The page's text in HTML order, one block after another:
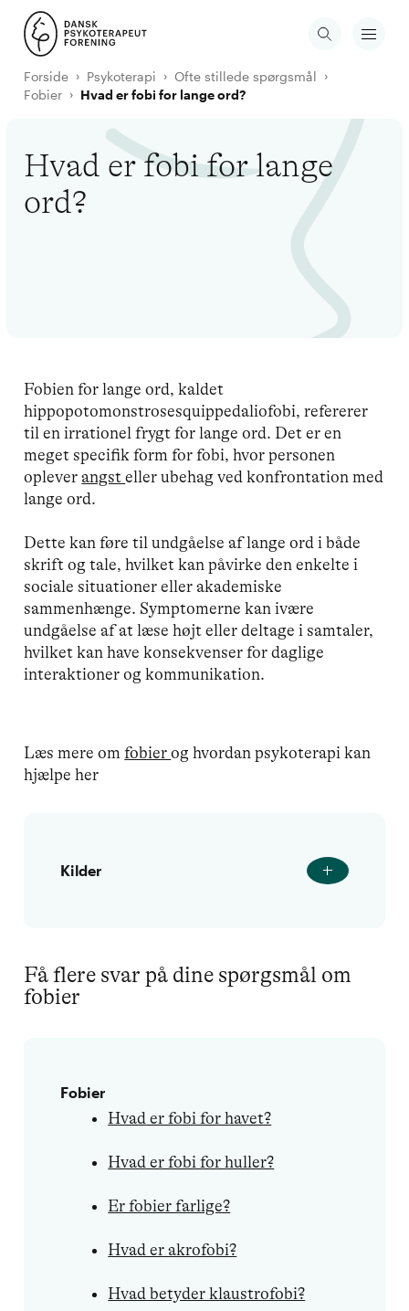
Forside Psykoterapi
Ofte stillede spørgsmål
Fobier
Hvad er fobi for lange ord?
Hvad er fobi for lange
ord?
Fobien for lange ord, kaldet
hippopotomonstrosesquippedaliofobi, refererer
til en irrationel frygt for lange ord. Det er en
meget specifik form for fobi, hvor personen
opleverangsteller ubehag ved konfrontation med
lange ord.
Dette kan føre til undgåelse af lange ord i både
skrift og tale, hvilket kan påvirke den enkelte i
sociale situationer eller akademiske
sammenhænge. Symptomerne kan ivære
undgåelse af at læse højt eller deltage i samtaler,
hvilket kan have konsekvenser for daglige
interaktioner og kommunikation.
Læs mere omfobierog hvordan psykoterapi kan
hjælpe her
Kilder
Få flere svar på dine spørgsmål om
fobier
Fobier
Hvad er fobi for havet?
Hvad er fobi for huller?
Er fobier farlige?
Hvad er akrofobi?
Hvad betyder klaustrofobi?